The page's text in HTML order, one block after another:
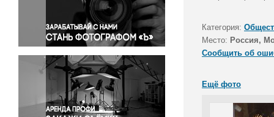
Правосудие
Происшествия и конфликты
Религия
Светская жизнь
Спорт
Экология
Экономика и бизнес
Категория:
Место: Россия,
Сообщить об
Ещё фото